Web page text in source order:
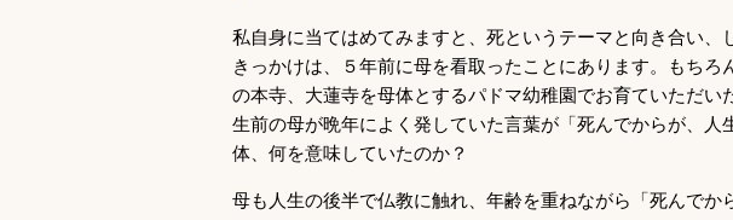
私自身に当てはめてみますと、死というテーマと向き合い、
きっかけは、５年前に母を看取ったことにあります。もちろ
の本寺、大蓮寺を母体とするパドマ幼稚園でお育ていただい
生前の母が晩年によく発していた言葉が「死んでからが、人
体、何を意味していたのか？
母も人生の後半で仏教に触れ、年齢を重ねながら「死んでか